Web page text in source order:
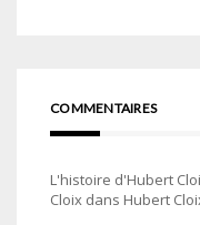
COMMENTAIRES
L'histoire d'Hubert
Cloix dans Hubert